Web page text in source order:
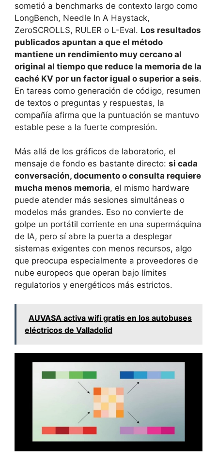
sometió a benchmarks de contexto largo como
LongBench, Needle In A Haystack,
ZeroSCROLLS, RULER o L-Eval. Los resultados
publicados apuntan a que el método
mantiene un rendimiento muy cercano al
original al tiempo que reduce la memoria de la
caché KV por un factor igual o superior a seis.
En tareas como generación de código, resumen
de textos o preguntas y respuestas, la
compañía afirma que la puntuación se mantuvo
estable pese a la fuerte compresión.
Más allá de los gráficos de laboratorio, el
mensaje de fondo es bastante directo: si cada
conversación, documento o consulta requiere
mucha menos memoria, el mismo hardware
puede atender más sesiones simultáneas o
modelos más grandes. Eso no convierte de
golpe un portátil corriente en una supermáquina
de IA, pero sí abre la puerta a desplegar
sistemas exigentes con menos recursos, algo
que preocupa especialmente a proveedores de
nube europeos que operan bajo límites
regulatorios y energéticos más estrictos.
AUVASA activa wifi gratis en los autobuses
eléctricos de Valladolid